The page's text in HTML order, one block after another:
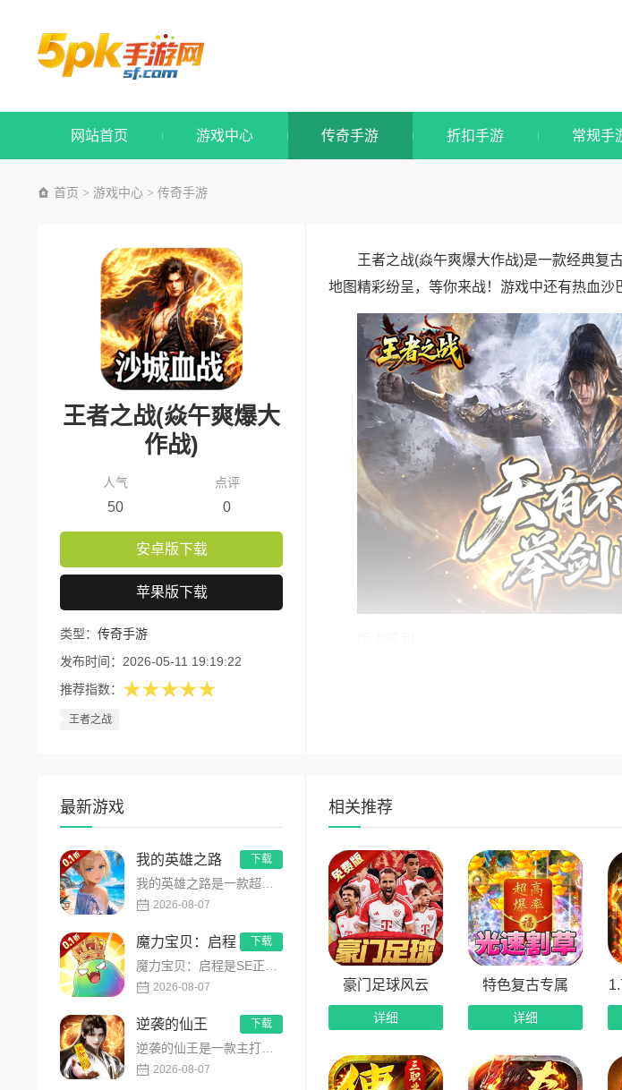
网站首页 游戏中心 传奇手游 折扣手游 常规手
首页 > 游戏中心 > 传奇手游
王者之战(焱午爽爆大
作战)
人气
50
点评
0
安卓版下载
苹果版下载
类型： 传奇手游
发布时间： 2026-05-11 19:19:22
推荐指数： ★★★★★
王者之战
王者之战(焱午爽爆大作战)是一款经典复
地图精彩纷呈，等你来战！游戏中还有热血沙
4、原汁原味，追忆青春！
6、沙城血战，功勋卓著，实力决定沙巴
最新游戏
我的英雄之路
我的英雄之路是一款超人气动漫正版改编的0.1折高福利卡牌策略手游，以经典进击主题世界观为核心，高度还原原作剧...
2026-08-07
下载
魔力宝贝：启程
魔力宝贝：启程是SE正版授权放置回合卡牌RPG手游，复刻法兰王国经典剧情与Q版画风！融合离线挂机、自由转职、...
2026-08-07
下载
逆袭的仙王
逆袭的仙王是一款主打沉浸式剧情的东方仙侠多人角色扮演手游，打破传统凡人逆袭的老旧叙事，打造独树一帜的仙王回归...
2026-08-07
下载
相关推荐
豪门足球风云
详细
特色复古专属
详细